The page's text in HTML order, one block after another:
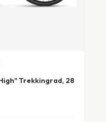
Trekkingrad, 28